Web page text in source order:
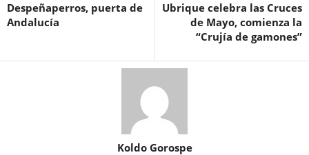
Despeñaperros, puerta de
Andalucía
Ubrique celebra las Cruces
de Mayo, comienza la
“Crujía de gamones”
Koldo Gorospe